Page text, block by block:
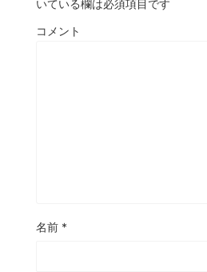
いている欄は必須項目です
コメント
名前 *